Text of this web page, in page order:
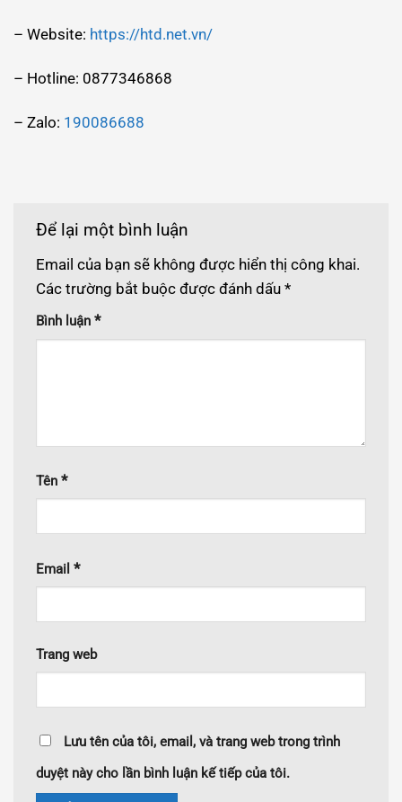
– Website: https://htd.net.vn/
– Hotline: 0877346868
– Zalo: 190086688
Để lại một bình luận
Email của bạn sẽ không được hiển thị công khai.
Các trường bắt buộc được đánh dấu *
Bình luận *
Tên *
Email *
Trang web
Lưu tên của tôi, email, và trang web trong trình
duyệt này cho lần bình luận kế tiếp của tôi.